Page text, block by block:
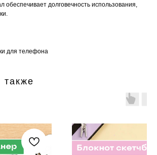
обеспечивает долговечность использования,
для телефона
также